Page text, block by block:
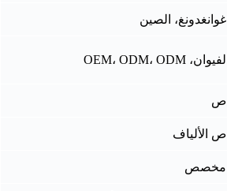
غوانغدونغ، الصين
لفيوان، OEM، ODM، ODM
ص
ص الألياف
مخصص